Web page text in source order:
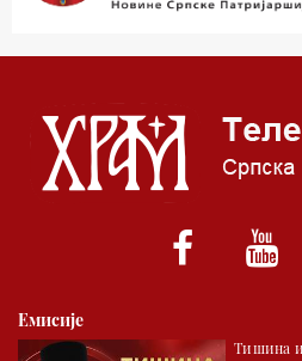
00.03 Црквена предавања и
01.03 Српски јерарси
01.30 Хроника Архиепископије
02.30 Млади у Цркви
Емисије
Тишина